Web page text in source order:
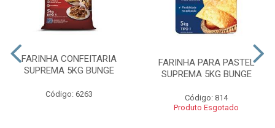
FARINHA CONFEITARIA
SUPREMA 5KG BUNGE
Código: 6263
FARINHA PARA PASTEL
SUPREMA 5KG BUNGE
Código: 814
Produto Esgotado